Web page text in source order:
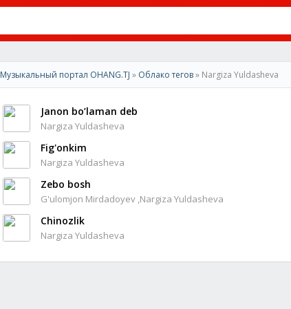
Музыкальный портал OHANG.TJ » Облако тегов» Nargiza Yuldasheva
Janon bo’laman deb
Nargiza Yuldasheva
Fig'onkim
Nargiza Yuldasheva
Zebo bosh
G'ulomjon Mirdadoyev ,Nargiza Yuldasheva
Chinozlik
Nargiza Yuldasheva